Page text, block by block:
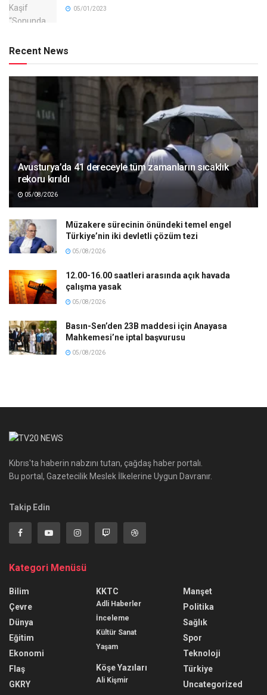
05/01/2023
Recent News
Avusturya’da 41 dereceyle tüm zamanların sıcaklık
rekoru kırıldı
05/08/2026
Müzakere sürecinin önündeki temel engel
Türkiye’nin iki devletli çözüm tezi
05/08/2026
12.00-16.00 saatleri arasında açık havada
çalışma yasak
05/08/2026
Basın-Sen’den 23B maddesi için Anayasa
Mahkemesi’ne iptal başvurusu
05/08/2026
Kıbrıs'ta haberin nabzını tutan, çağdaş haber portalı.
Bu portal, Gazetecilik Meslek İlkelerine Uygun Davranır.
Takip Edin
Kategori Menüsü
Bilim
Çevre
Dünya
Eğitim
Ekonomi
Flaş
GKRY
KKTC
Adli Haberler
İnceleme
Kültür Sanat
Yaşam
Köşe Yazıları
Ali Kişmir
Manşet
Politika
Sağlık
Spor
Teknoloji
Türkiye
Uncategorized